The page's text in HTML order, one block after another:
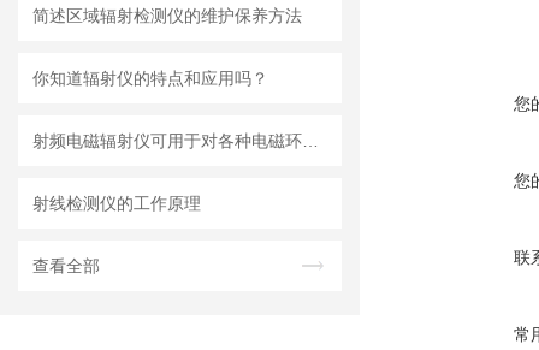
简述区域辐射检测仪的维护保养方法
你知道辐射仪的特点和应用吗？
射线检测仪的工作原理
查看全部
您
您
联
常